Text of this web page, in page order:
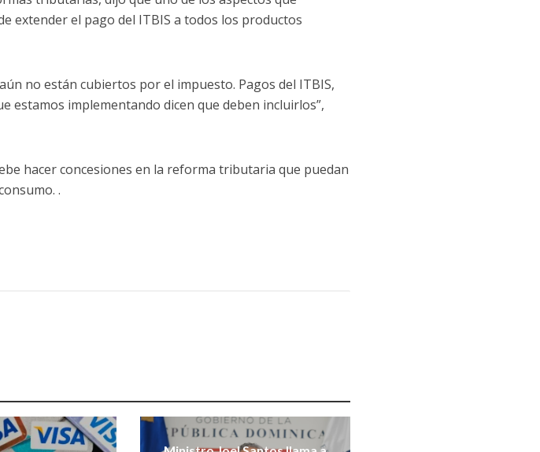
extender el pago del ITBIS a todos los productos
no están cubiertos por el impuesto. Pagos del ITBIS,
estamos implementando dicen que deben incluirlos”,
hacer concesiones en la reforma tributaria que puedan
.